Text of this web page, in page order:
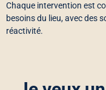
Chaque intervention est
besoins du lieu, avec des
réactivité.